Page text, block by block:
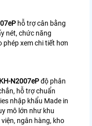
hỗ trợ cân bằng
nét, chức năng
phép xem chi tiết hơn
KH-N2007ePđộ phân
hỗ trợ chuẩn
nhập khẩu Made in
mô lớn như khu
ngân hàng, kho